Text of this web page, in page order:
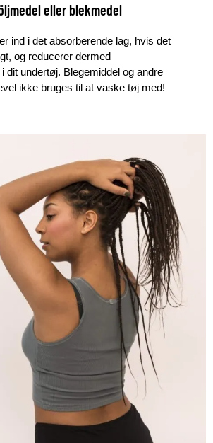
eller blekmedel
ind i det absorberende lag, hvis det
og reducerer dermed
dit undertøj. Blegemiddel og andre
ikke bruges til at vaske tøj med!